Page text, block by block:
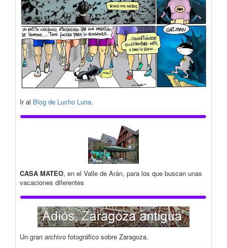
Ir al Blog de Lucho Luna.
CASA MATEO, en el Valle de Arán, para los que buscan unas
vacaciones diferentes
Un gran archivo fotográfico sobre Zaragoza.